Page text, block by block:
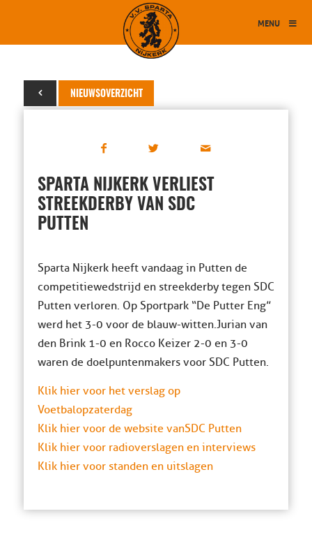
MENU
NIEUWSOVERZICHT
23 april 2016
SPARTA NIJKERK VERLIEST
STREEKDERBY VAN SDC
PUTTEN
Sparta Nijkerk heeft vandaag in Putten de
competitiewedstrijd en streekderby tegen SDC
Putten verloren. Op Sportpark “De Putter Eng”
werd het 3-0 voor de blauw-witten. Jurian van
den Brink 1-0 en Rocco Keizer 2-0 en 3-0
waren de doelpuntenmakers voor SDC Putten.
Klik hier voor het verslag op
Voetbalopzaterdag
Klik hier voor de website van SDC Putten
Klik hier voor radioverslagen en interviews
Klik hier voor standen en uitslagen